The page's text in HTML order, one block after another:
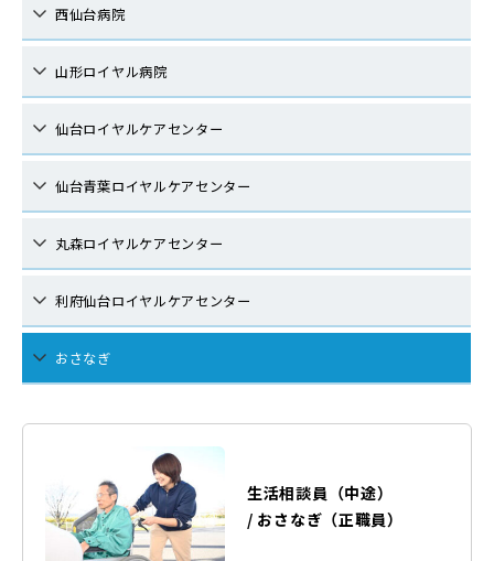
西仙台病院
山形ロイヤル病院
仙台ロイヤルケアセンター
仙台青葉ロイヤルケアセンター
丸森ロイヤルケアセンター
利府仙台ロイヤルケアセンター
おさなぎ
生活相談員（中途）
/ おさなぎ （正職員）